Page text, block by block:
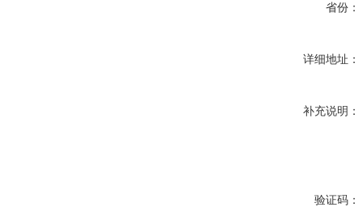
省份：
详细地址：
补充说明：
验证码：